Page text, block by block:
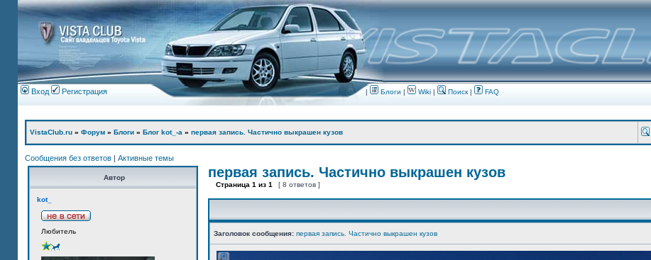
Вход Регистрация | Блоги | Wiki | Поиск| FAQ
VistaClub.ru » Форум » Блоги » Блог kot_-а » первая запись. Частично выкрашен кузов
Сообщения без ответов | Активные темы
Автор
kot_
Любитель
первая запись. Частично выкрашен кузов
Страница 1 из 1 [ 8 ответов ]
Заголовок сообщения: первая запись. Частично выкрашен кузов